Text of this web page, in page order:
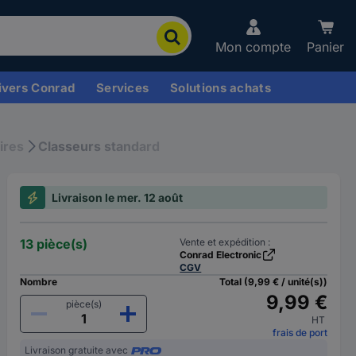
Mon compte Panier
Conrad Services Solutions achats
Classeurs standard
Livraison le mer. 12 août
13 pièce(s)
Vente et expédition :
Conrad Electronic
CGV
Nombre
pièce(s)
Total (9,99 € / unité(s))
9,99 €
HT
frais de port
Livraison gratuite avec